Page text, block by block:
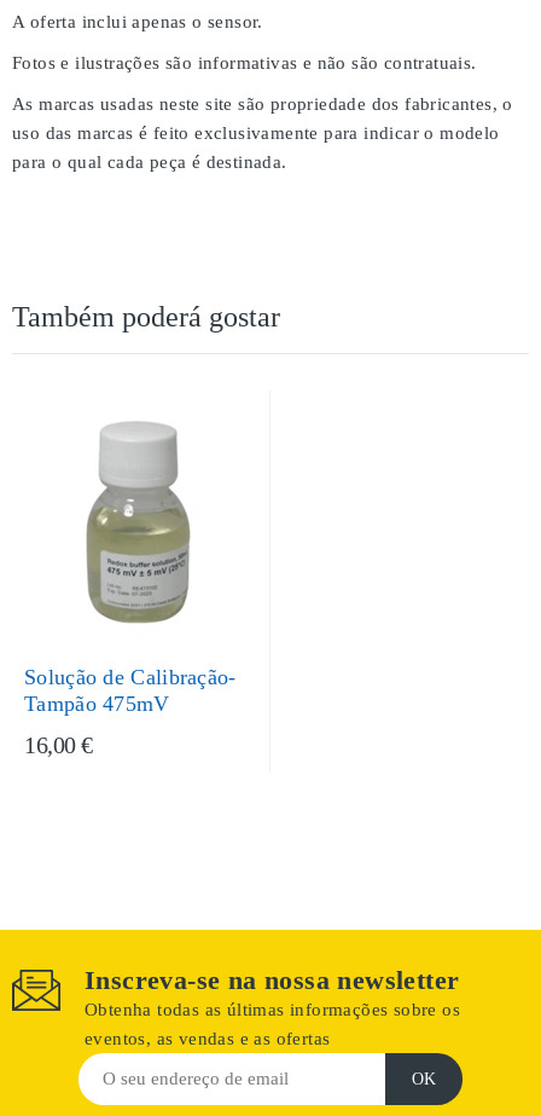
A oferta inclui apenas o sensor.
Fotos e ilustrações são informativas e não são contratuais.
As marcas usadas neste site são propriedade dos fabricantes, o
uso das marcas é feito exclusivamente para indicar o modelo
para o qual cada peça é destinada.
Também poderá gostar
Solução de Calibração-
Tampão 475mV
16,00 €
Inscreva-se na nossa newsletter
Obtenha todas as últimas informações sobre os
eventos, as vendas e as ofertas